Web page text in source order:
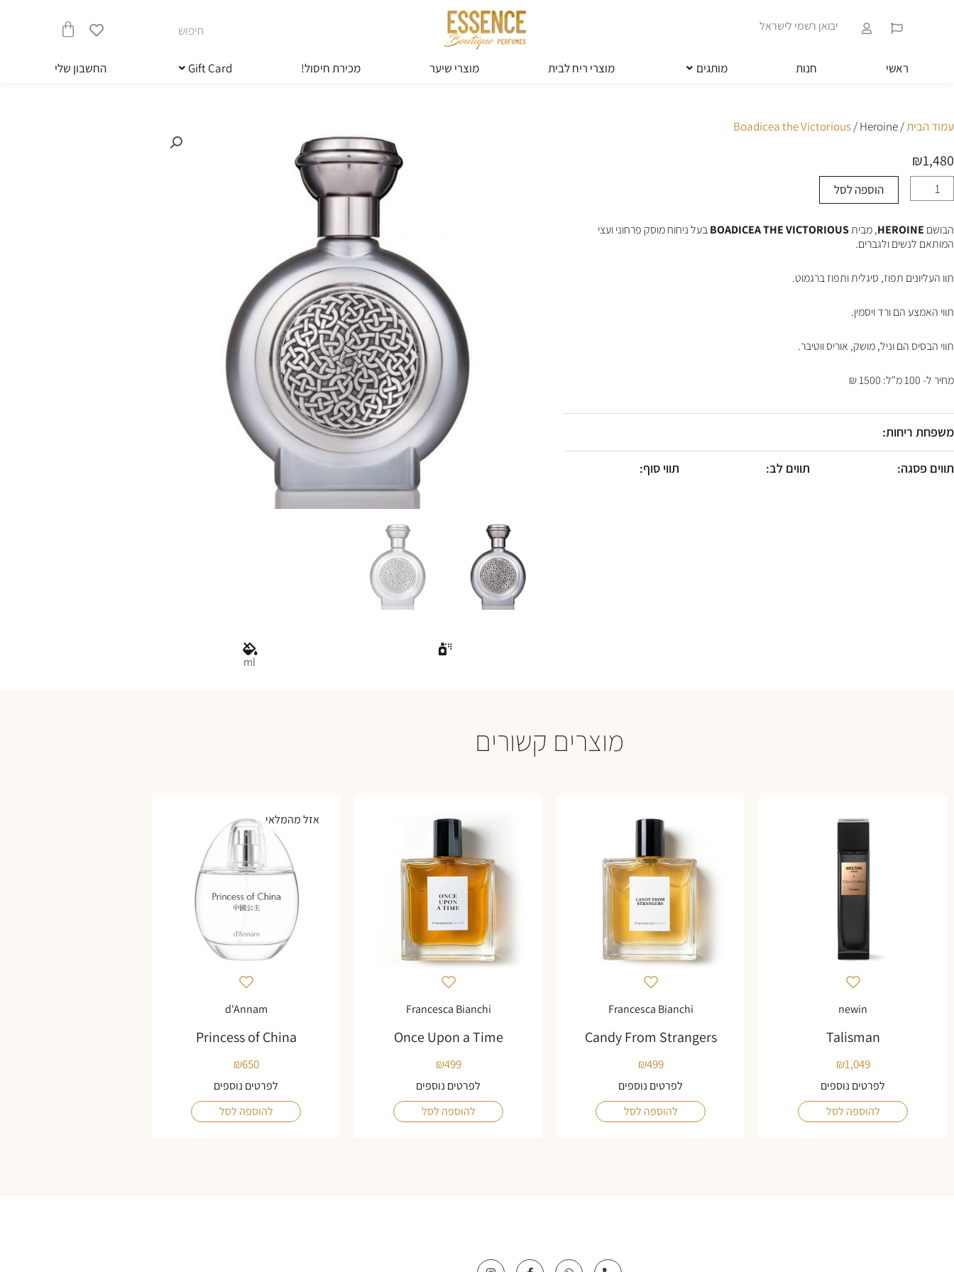
הַמְּסַיַּעַת
לִנְגִישׁוּת
לְחַץ
Control-
F11
לְהַתְאָמַת
לְעִוְורִים
הַמִּשְׁתַּמְּשִׁים
קוֹרֵא־מָסָךְ;
F10
תַּפְרִיט
יבואן רשמי לישראל חיפוש
עגלת
קניות
ראשי חנות מותגים מוצרי ריח לבית מוצרי שיער מכירת חיסול! Gift Card החשבון שלי
עמוד הבית/
Boadicea the Victorious/ Heroine
₪1,480
כמות
של
הוספה לסל
הבושם HEROINE, מביתBOADICEA THE VICTORIOUSבעל ניחוח מוסק פרחוני ועצי
המותאם לנשים ולגברים.
תוו העליונים תפוז, סיגלית ותפוז ברגמוט.
תווי האמצע הם ורד ויסמין.
תווי הבסיס הם וניל, מושק, אוריס ווטיבר.
מחיר ל- 100 מ"ל: 1500 ₪
משפחת ריחות:
תווים פסגה: תווים לב: תווי סוף:
ml
מוצרים קשורים
newin
Talisman
₪1,049
לפרטים נוספים
להוספה לסל
Francesca Bianchi
Candy From Strangers
₪499
לפרטים נוספים
להוספה לסל
Francesca Bianchi
Once Upon a Time
₪499
לפרטים נוספים
להוספה לסל
אזל מהמלאי
d'Annam
Princess of China
₪650
לפרטים נוספים
להוספה לסל
P
W
F
I